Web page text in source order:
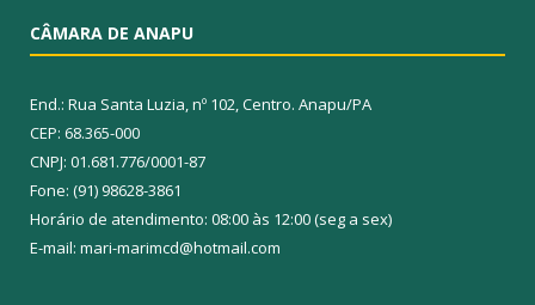
CÂMARA DE ANAPU
End.: Rua Santa Luzia, nº 102, Centro. Anapu/PA
CEP: 68.365-000
CNPJ: 01.681.776/0001-87
Fone: (91) 98628-3861
Horário de atendimento: 08:00 às 12:00 (seg a sex)
E-mail: mari-marimcd@hotmail.com